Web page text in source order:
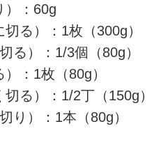
）：60g
る）：1枚（300g）
る）：1/3個（80g）
：1枚（80g）
る）：1/2丁（150g）
り）：1本（80g）